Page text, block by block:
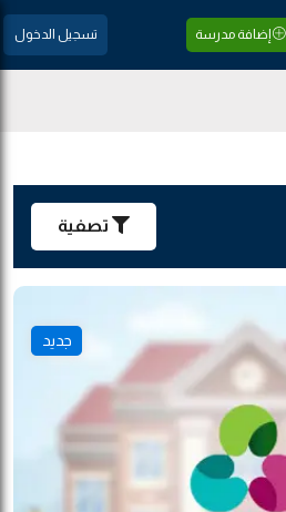
إضافة مدرسة تسجيل الدخول
تصفية
جديد